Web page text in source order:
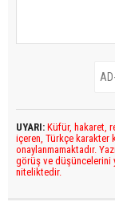
UYARI: Küfür, hakaret,
içeren, Türkçe karakter
onaylanmamaktadır.
görüş ve düşüncelerini
niteliktedir.